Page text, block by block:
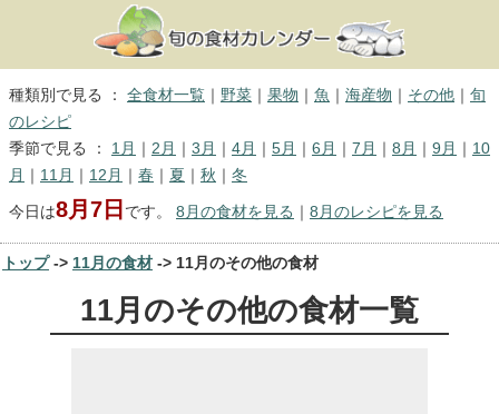
種類別で見る ： 全食材一覧 野菜 果物 魚 海産物 その他
旬
のレシピ
季節で見る ： 1月 2月 3月 4月 5月 6月 7月 8月 9月
10
月
11月 12月 春 夏 秋 冬
今日は8月7日 です。 8月の食材を見る 8月のレシピを見る
トップ-> 11月の食材 -> 11月のその他の食材
11月のその他の食材一覧